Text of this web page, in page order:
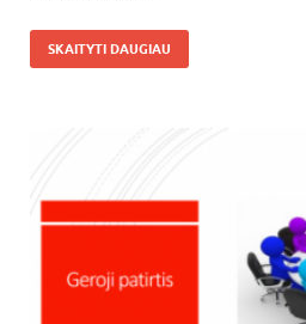
SKAITYTI DAUGIAU